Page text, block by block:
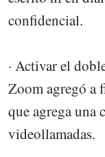
confidencial.
· Activar el
Zoom agregó a
que agrega una
videollamadas.